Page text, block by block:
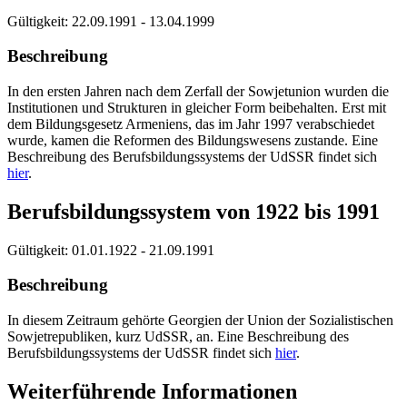
Gültigkeit: 22.09.1991 - 13.04.1999
Beschreibung
In den ersten Jahren nach dem Zerfall der Sowjetunion wurden die
Institutionen und Strukturen in gleicher Form beibehalten. Erst mit
dem Bildungsgesetz Armeniens, das im Jahr 1997 verabschiedet
wurde, kamen die Reformen des Bildungswesens zustande. Eine
Beschreibung des Berufsbildungssystems der UdSSR findet sich
hier.
Berufsbildungssystem von 1922 bis 1991
Gültigkeit: 01.01.1922 - 21.09.1991
Beschreibung
In diesem Zeitraum gehörte Georgien der Union der Sozialistischen
Sowjetrepubliken, kurz UdSSR, an. Eine Beschreibung des
Berufsbildungssystems der UdSSR findet sich hier.
Weiterführende Informationen